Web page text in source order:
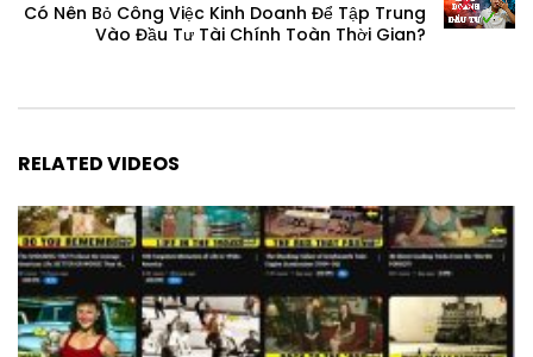
Có Nên Bỏ Công Việc Kinh Doanh Để Tập Trung
Vào Đầu Tư Tài Chính Toàn Thời Gian?
RELATED VIDEOS